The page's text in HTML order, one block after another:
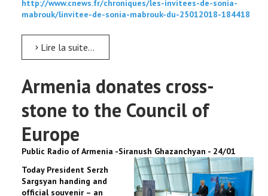
http://www.cnews.fr/chroniques/les-invitees-de-sonia-
mabrouk/linvitee-de-sonia-mabrouk-du-25012018-184418
Lire la suite...
Armenia donates cross-
stone to the Council of
Europe
Public Radio of Armenia -Siranush Ghazanchyan - 24/01
Today President Serzh
Sargsyan handing and
official souvenir – an